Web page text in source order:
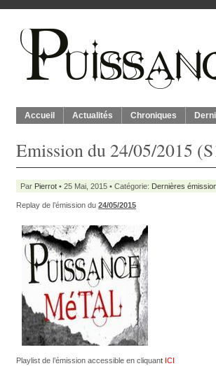
Accueil Actualités Chroniques
Emission du 24/05/2015
Par Pierrot • 25 Mai, 2015 • Catégorie: Dernières
Replay de l’émission du 24/05/2015
Playlist de l’émission accessible en cliquant ICI